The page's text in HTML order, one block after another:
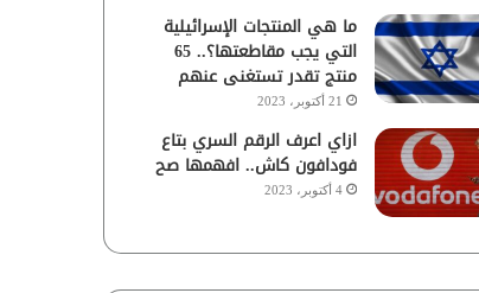
ما هي المنتجات الإسرائيلية
التي يجب مقاطعتها؟.. 65
منتج تقدر تستغنى عنهم
21 أكتوبر، 2023
ازاي اعرف الرقم السري بتاع
فودافون كاش.. افهمها صح
4 أكتوبر، 2023